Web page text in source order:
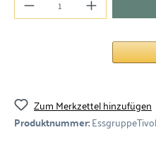
Zum Merkzettel hinzufügen
Produktnummer: